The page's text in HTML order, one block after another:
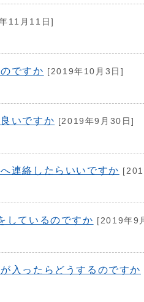
11月11日]
ですか [2019年10月3日]
いですか [2019年9月30日]
連絡したらいいですか
しているのですか [2019年9
入ったらどうするのですか